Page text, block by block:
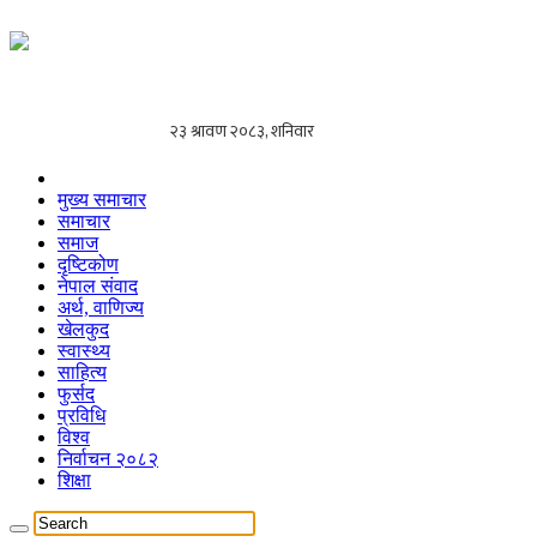
मुख्य समाचार
समाचार
समाज
दृष्टिकोण
नेपाल संवाद
अर्थ, वाणिज्य
खेलकुद
स्वास्थ्य
साहित्य
फुर्सद
प्रविधि
विश्व
निर्वाचन २०८२
शिक्षा